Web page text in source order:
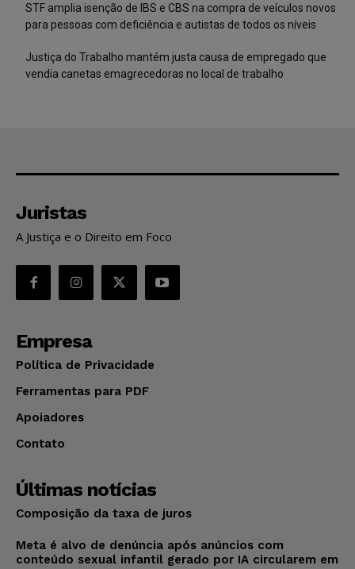
STF amplia isenção de IBS e CBS na compra de veículos novos
para pessoas com deficiência e autistas de todos os níveis
Justiça do Trabalho mantém justa causa de empregado que
vendia canetas emagrecedoras no local de trabalho
Juristas
A Justiça e o Direito em Foco
Empresa
Política de Privacidade
Ferramentas para PDF
Apoiadores
Contato
Últimas notícias
Composição da taxa de juros
Meta é alvo de denúncia após anúncios com
conteúdo sexual infantil gerado por IA circularem em